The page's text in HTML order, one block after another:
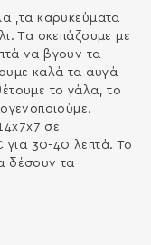
,τα καρυκεύματα
Τα σκεπάζουμε με
να βγουν τα
καλά τα αυγά
το γάλα, το
σε
30-40 λεπτά. Το
δέσουν τα